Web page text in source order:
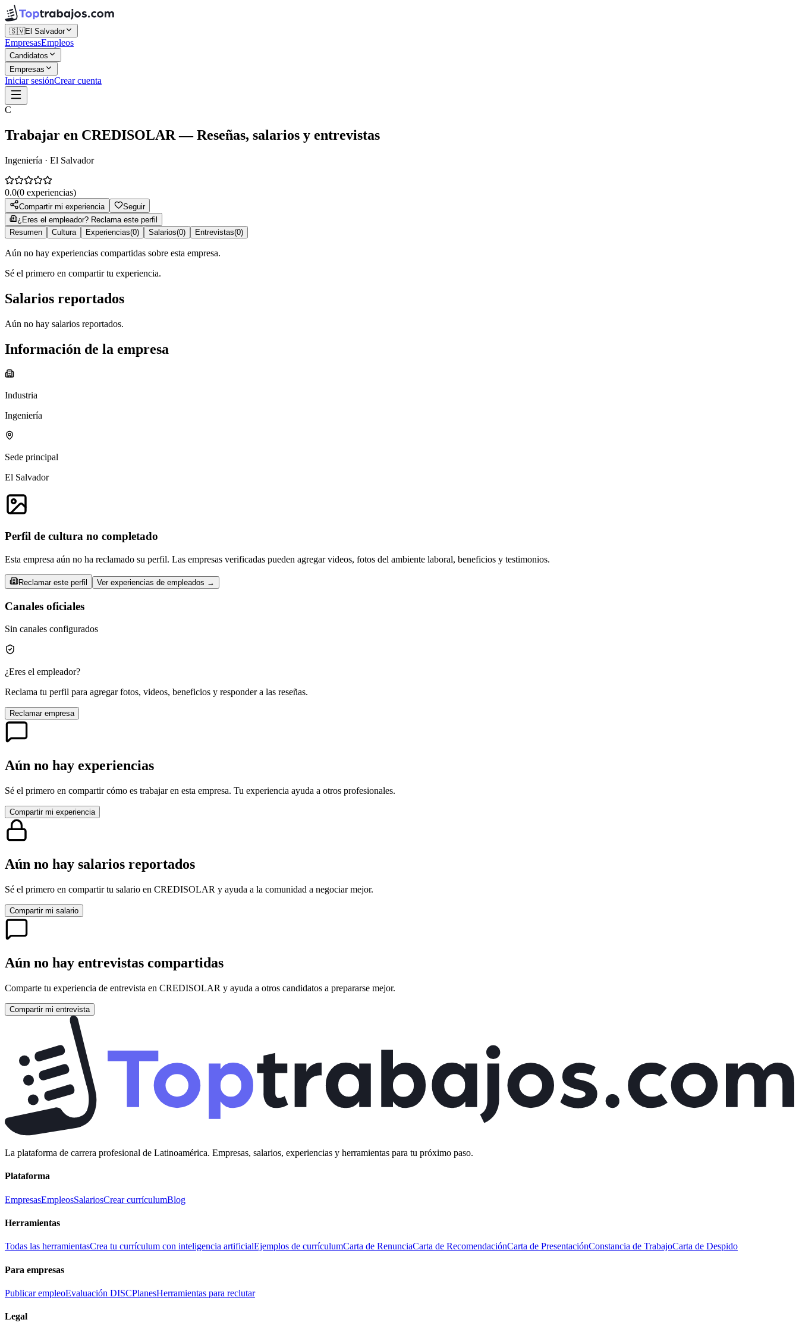
🇸🇻El Salvador
EmpresasEmpleos
Candidatos
Empresas
Iniciar sesiónCrear cuenta
C
Trabajar en CREDISOLAR — Reseñas, salarios y entrevistas
Ingeniería · El Salvador
0.0(0 experiencias)
Compartir mi experiencia
Seguir
¿Eres el empleador? Reclama este perfil
Resumen
Cultura Experiencias(0) Salarios(0) Entrevistas(0)
Aún no hay experiencias compartidas sobre esta empresa.
Sé el primero en compartir tu experiencia.
Salarios reportados
Aún no hay salarios reportados.
Información de la empresa
Industria
Ingeniería
Sede principal
El Salvador
Perfil de cultura no completado
Esta empresa aún no ha reclamado su perfil. Las empresas verificadas pueden agregar videos, fotos del ambiente laboral, beneficios y testimonios.
Reclamar este perfil Ver experiencias de empleados →
Canales oficiales
Sin canales configurados
¿Eres el empleador?
Reclama tu perfil para agregar fotos, videos, beneficios y responder a las reseñas.
Reclamar empresa
Aún no hay experiencias
Sé el primero en compartir cómo es trabajar en esta empresa. Tu experiencia ayuda a otros profesionales.
Compartir mi experiencia
Aún no hay salarios reportados
Sé el primero en compartir tu salario en CREDISOLAR y ayuda a la comunidad a negociar mejor.
Compartir mi salario
Aún no hay entrevistas compartidas
Comparte tu experiencia de entrevista en CREDISOLAR y ayuda a otros candidatos a prepararse mejor.
Compartir mi entrevista
La plataforma de carrera profesional de Latinoamérica. Empresas, salarios, experiencias y herramientas para tu próximo paso.
Plataforma
EmpresasEmpleosSalariosCrear currículumBlog
Herramientas
Todas las herramientasCrea tu currículum con inteligencia artificialEjemplos de currículumCarta de RenunciaCarta de RecomendaciónCarta de PresentaciónConstancia de TrabajoCarta de Despido
Para empresas
Publicar empleoEvaluación DISCPlanesHerramientas para reclutar
Legal